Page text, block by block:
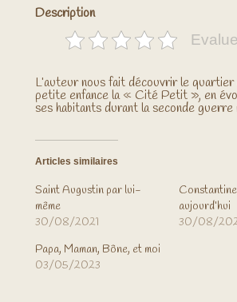
Description
L’auteur nous fait découvrir le quartier
petite enfance la « Cité Petit », en
ses habitants durant la seconde guerre
Articles similaires
Saint Augustin par lui-
même
30/08/2021
aujourd’hui
30/08/
Papa, Maman, Bône, et moi
03/05/2023